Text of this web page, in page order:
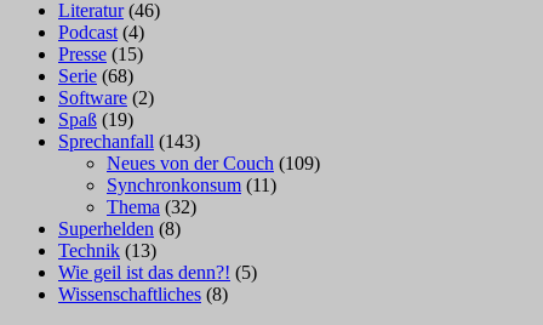
Literatur(46)
Podcast (4)
Presse (15)
Serie (68)
Software (2)
Spaß (19)
Sprechanfall (143)
Neues von der Couch (109)
Synchronkonsum (11)
Thema (32)
Superhelden (8)
Technik (13)
Wie geil ist das denn?! (5)
Wissenschaftliches (8)